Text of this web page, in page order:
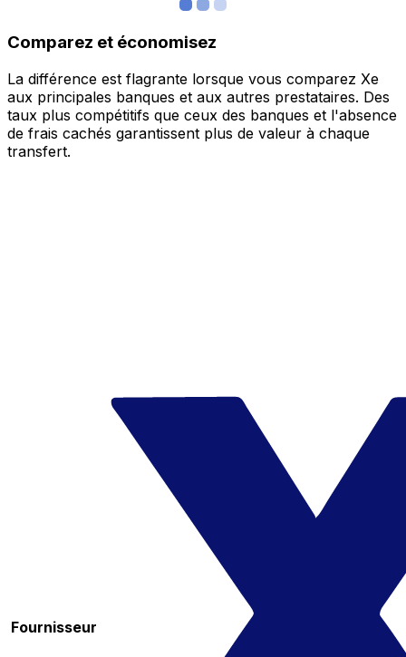
Comparez et économisez
La différence est flagrante lorsque vous comparez Xe
aux principales banques et aux autres prestataires. Des
taux plus compétitifs que ceux des banques et l'absence
de frais cachés garantissent plus de valeur à chaque
transfert.
Fournisseur